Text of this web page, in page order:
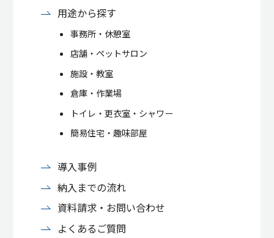
用途から探す
事務所・休憩室
店舗・ペットサロン
施設・教室
倉庫・作業場
トイレ・更衣室・シャワー
簡易住宅・趣味部屋
導入事例
納入までの流れ
資料請求・お問い合わせ
よくあるご質問